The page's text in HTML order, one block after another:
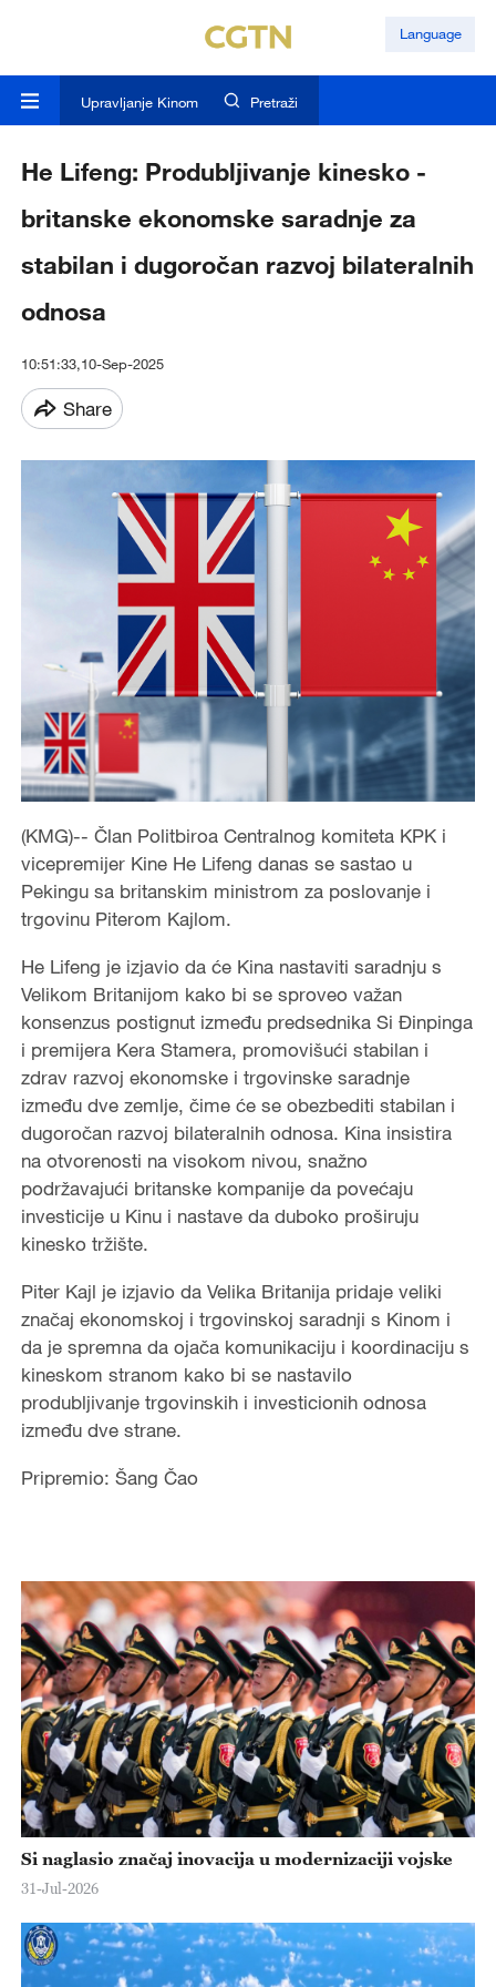
Language
Upravljanje Kinom Pretraži
He Lifeng: Produbljivanje kinesko -
britanske ekonomske saradnje za
stabilan i dugoročan razvoj bilateralnih
odnosa
10:51:33,10-Sep-2025
Share
(KMG)-- Član Politbiroa Centralnog komiteta KPK i
vicepremijer Kine He Lifeng danas se sastao u
Pekingu sa britanskim ministrom za poslovanje i
trgovinu Piterom Kajlom.
He Lifeng je izjavio da će Kina nastaviti saradnju s
Velikom Britanijom kako bi se sproveo važan
konsenzus postignut između predsednika Si Đinpinga
i premijera Kera Stamera, promovišući stabilan i
zdrav razvoj ekonomske i trgovinske saradnje
između dve zemlje, čime će se obezbediti stabilan i
dugoročan razvoj bilateralnih odnosa. Kina insistira
na otvorenosti na visokom nivou, snažno
podržavajući britanske kompanije da povećaju
investicije u Kinu i nastave da duboko proširuju
kinesko tržište.
Piter Kajl je izjavio da Velika Britanija pridaje veliki
značaj ekonomskoj i trgovinskoj saradnji s Kinom i
da je spremna da ojača komunikaciju i koordinaciju s
kineskom stranom kako bi se nastavilo
produbljivanje trgovinskih i investicionih odnosa
između dve strane.
Pripremio: Šang Čao
Si naglasio značaj inovacija u modernizaciji vojske
31-Jul-2026